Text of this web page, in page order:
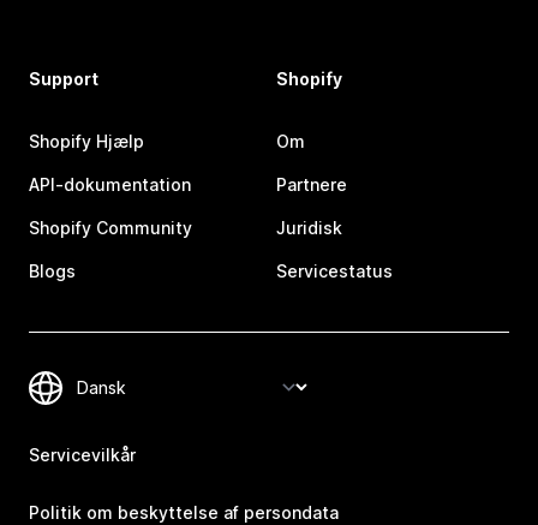
Support
Shopify Hjælp
API-dokumentation
Shopify Community
Blogs
Shopify
Om
Partnere
Juridisk
Servicestatus
Servicevilkår
Politik om beskyttelse af persondata